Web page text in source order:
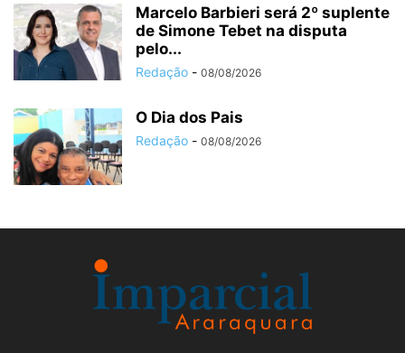
Marcelo Barbieri será 2º suplente
de Simone Tebet na disputa
pelo...
Redação - 08/08/2026
O Dia dos Pais
Redação - 08/08/2026